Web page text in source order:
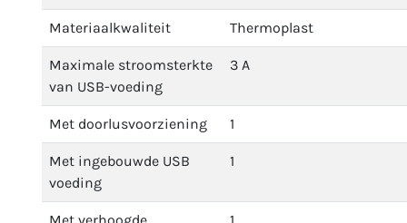
Materiaalkwaliteit Thermoplast
Maximale stroomsterkte
van USB-voeding
3 A
Met doorlusvoorziening 1
Met ingebouwde USB
voeding
1